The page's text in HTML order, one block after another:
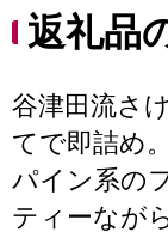
返礼品
谷津田流さ
てで即詰め。
パイン系の
ティーなが